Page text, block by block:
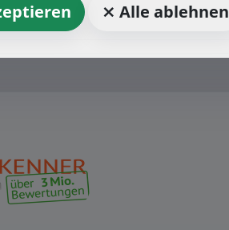
⨯ Alle ablehnen